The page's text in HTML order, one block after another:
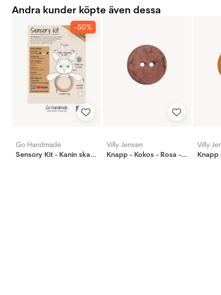
Andra kunder köpte även dessa
-50%
Go Handmade
Sensory Kit - Kanin skallra
Villy Jensen
Knapp - Kokos - Rosa - 15mm
Villy
Knapp